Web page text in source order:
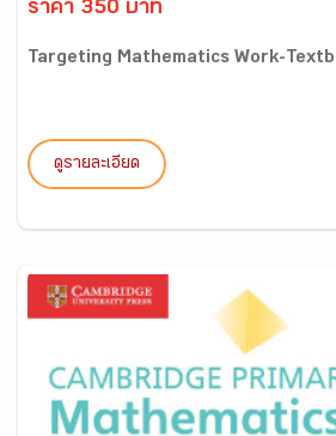
ราคา 350 บาท
Targeting Mathematics Work-
ดูรายละเอียด